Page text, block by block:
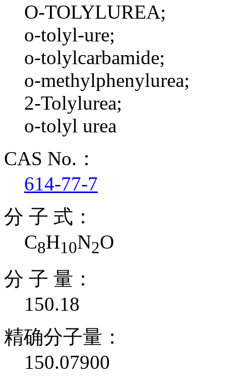
O-TOLYLUREA;
o-tolyl-ure;
o-tolylcarbamide;
o-methylphenylurea;
2-Tolylurea;
o-tolyl urea
CAS No.：
614-77-7
分 子 式：
C8H10N2O
分 子 量：
150.18
精确分子量：
150.07900